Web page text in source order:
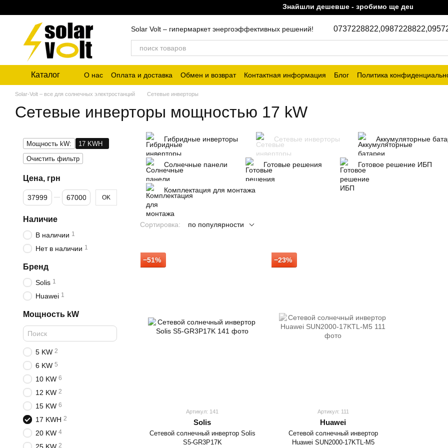
Знайшли дешевше - зробимо ще дешевше!
Solar Volt – гипермаркет энергоэффективных решений! 0737228822,0987228822,
Каталог О нас Оплата и доставка Обмен и возврат Контактная информация Блог Политика
Solar-Volt – все для солнечных электростанций Сетевые инверторы
Сетевые инверторы мощностью 17 kW
Гибридные инверторы Сетевые инверторы Аккумуляторные
Солнечные панели Готовые решения Готовое решение ИБП
Комплектация для монтажа
Сортировка: по популярности
−51%
Артикул: 141
Solis
Сетевой солнечный инвертор Solis
S5-GR3P17K
−23%
Артикул: 111
Huawei
Сетевой солнечный инвертор
Huawei SUN2000-17KTL-M5
Мощность kW:
17 KWH
Очистить фильтр
Цена, грн
От Цена, грн
До Цена, грн OK
Наличие
В наличии 1
Нет в наличии 1
Бренд
Solis 1
Huawei 1
Мощность kW
5 KW 2
6 KW 5
10 KW 6
12 KW 2
15 KW 6
17 KWH 2
20 KW 4
2